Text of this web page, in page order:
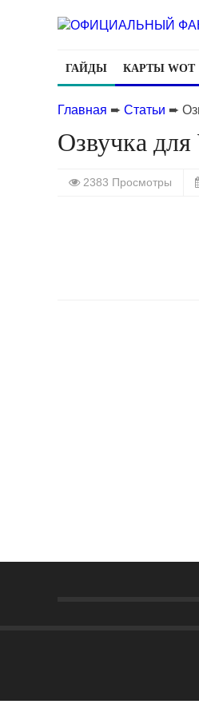
ГАЙДЫ КАРТЫ WOT
Главная ➨ Статьи ➨
Озвучка
2383 Просмотры